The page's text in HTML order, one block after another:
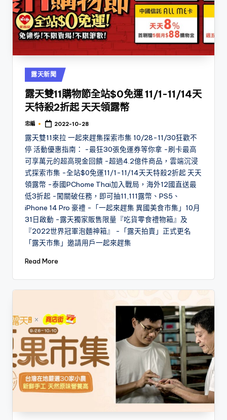
Posted
in
露天新聞
露天雙11購物節全站$0免運 11/1-11/14天
天特殺2折起 天天領露幣
Posted
忠編 2022-10-28
露天雙11來拉 一起來趕集探索市集 10/28-11/30狂歡不
停 活動優惠指南： -最狂30張免運券等你拿 -刷卡最高
可享萬元的超高現金回饋 -超過4.2億件商品，雲端沉浸
式探索市集 -全站$0免運11/1-11/14天天特殺2折起 天天
領露幣 -泰國PChome Thai加入戰局，海外12國直送最
低3折起 -闖關破任務，即可抽11,111露幣、PS5、
iPhone 14 Pro 豪禮 -「一起來趕集 異國美食市集」10月
31日啟動 -露天獨家販售限量『吃貨零食禮物箱』及
『2022世界冠軍泡麵神箱』 -「露天拍賣」正式更名
「露天市集」邀請用戶一起來趕集
Read More